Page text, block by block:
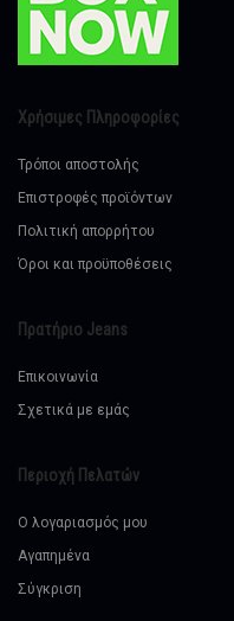
Χρήσιμες Πληροφορίες
Τρόποι αποστολής
Επιστροφές προϊόντων
Πολιτική απορρήτου
Όροι και προϋποθέσεις
Πρατήριο Jeans
Επικοινωνία
Σχετικά με εμάς
Περιοχή Πελατών
Ο λογαριασμός μου
Αγαπημένα
Σύγκριση